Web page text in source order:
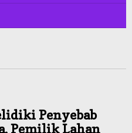
Penyebab
Pemilik Lahan